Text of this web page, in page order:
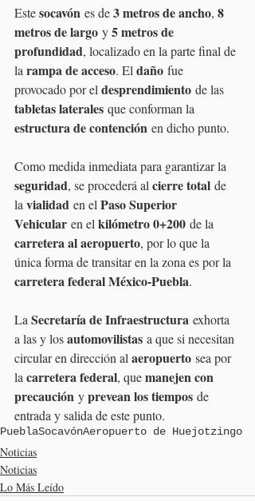
Este socavón es de 3 metros de ancho, 8
metros de largo y 5 metros de
profundidad, localizado en la parte final de
la rampa de acceso. El daño fue
provocado por el desprendimiento de las
tabletas laterales que conforman la
estructura de contención en dicho punto.
Como medida inmediata para garantizar la
seguridad, se procederá al cierre total de
la vialidad en el Paso Superior
Vehicular en el kilómetro 0+200 de la
carretera al aeropuerto, por lo que la
única forma de transitar en la zona es por la
carretera federal México-Puebla.
La Secretaría de Infraestructura exhorta
a las y los automovilistas a que si necesitan
circular en dirección al aeropuerto sea por
la carretera federal, que manejen con
precaución y prevean los tiempos de
entrada y salida de este punto.
PueblaSocavónAeropuerto de Huejotzingo
Noticias
Noticias
Lo Más Leído